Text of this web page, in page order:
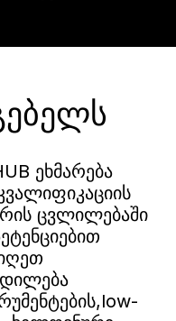
ეხმარება
ცვლილებაში